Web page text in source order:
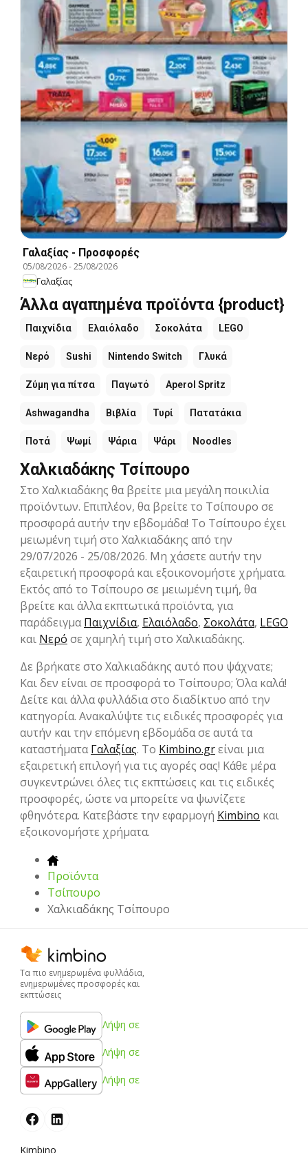
Γαλαξίας - Προσφορές
05/08/2026-25/08/2026
Γαλαξίας
Άλλα αγαπημένα προϊόντα {product}
Παιχνίδια Ελαιόλαδο Σοκολάτα LEGO
Νερό Sushi Nintendo Switch Γλυκά
Ζύμη για πίτσα Παγωτό Aperol Spritz
Ashwagandha Βιβλία Τυρί Πατατάκια
Ποτά Ψωμί Ψάρια Ψάρι Noodles
Χαλκιαδάκης Τσίπουρο
Στο Χαλκιαδάκης θα βρείτε μια μεγάλη ποικιλία
προϊόντων. Επιπλέον, θα βρείτε το Τσίπουρο σε
προσφορά αυτήν την εβδομάδα! Το Τσίπουρο έχει
μειωμένη τιμή στο Χαλκιαδάκης από την
29/07/2026 - 25/08/2026. Μη χάσετε αυτήν την
εξαιρετική προσφορά και εξοικονομήστε χρήματα.
Εκτός από το Τσίπουρο σε μειωμένη τιμή, θα
βρείτε και άλλα εκπτωτικά προϊόντα, για
παράδειγμαΠαιχνίδια, Ελαιόλαδο, Σοκολάτα, LEGO
και Νερό σε χαμηλή τιμή στο Χαλκιαδάκης.
Δε βρήκατε στο Χαλκιαδάκης αυτό που ψάχνατε;
Και δεν είναι σε προσφορά το Τσίπουρο; Όλα καλά!
Δείτε και άλλα φυλλάδια στο διαδίκτυο από την
κατηγορία. Ανακαλύψτε τις ειδικές προσφορές για
αυτήν και την επόμενη εβδομάδα σε αυτά τα
καταστήματαΓαλαξίας. Το Kimbino.grείναι μια
εξαιρετική επιλογή για τις αγορές σας! Κάθε μέρα
συγκεντρώνει όλες τις εκπτώσεις και τις ειδικές
προσφορές, ώστε να μπορείτε να ψωνίζετε
φθηνότερα. Κατεβάστε την εφαρμογή Kimbino και
εξοικονομήστε χρήματα.
Προϊόντα
Τσίπουρο
Χαλκιαδάκης Τσίπουρο
Τα πιο ενημερωμένα φυλλάδια,
ενημερωμένες προσφορές και
εκπτώσεις
Λήψη σε
Λήψη σε
Λήψη σε
Kimbino